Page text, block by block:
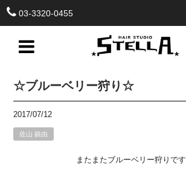
03-3320-0455
☆ブルーベリー狩り☆
2017/07/12
佐山 鎮由
またまたブルーベリー狩りです